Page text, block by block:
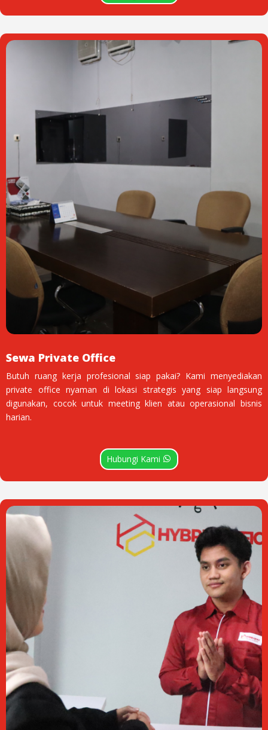
Sewa Private Office
Butuh ruang kerja profesional siap pakai? Kami menyediakan
private office nyaman di lokasi strategis yang siap langsung
digunakan, cocok untuk meeting klien atau operasional bisnis
harian.
Hubungi Kami